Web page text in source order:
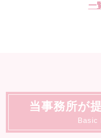
一
当事務所が
Basic